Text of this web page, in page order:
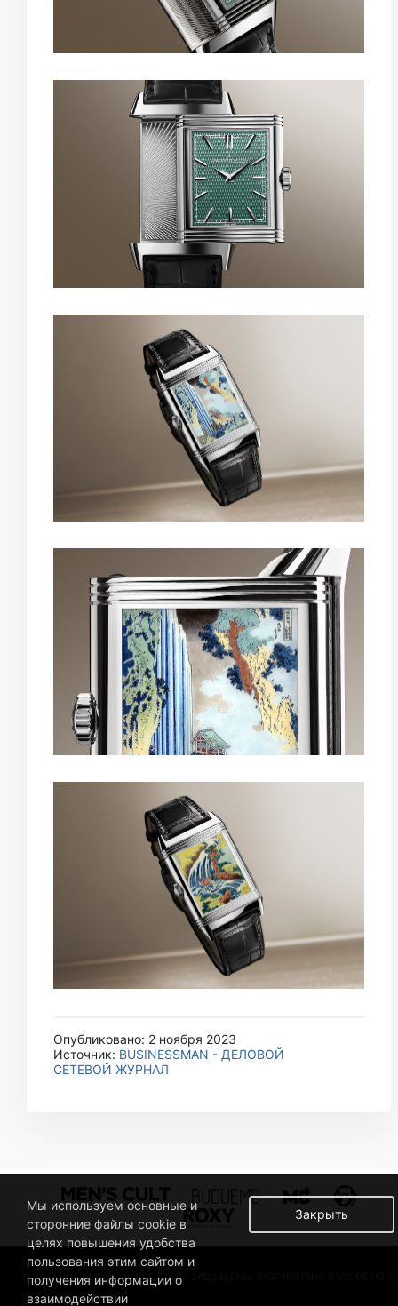
Опубликовано: 2 ноября 2023
Источник: BUSINESSMAN - ДЕЛОВОЙ
СЕТЕВОЙ ЖУРНАЛ
© 2019 BUSINESSMAN. ВСЕ ПРАВА ЗАЩИЩЕНЫ. РАЗРАБОТАНО В MC DESIGN.
Закрыть
Мы используем основные и
сторонние файлы cookie в
целях повышения удобства
пользования этим сайтом и
получения информации о
взаимодействии